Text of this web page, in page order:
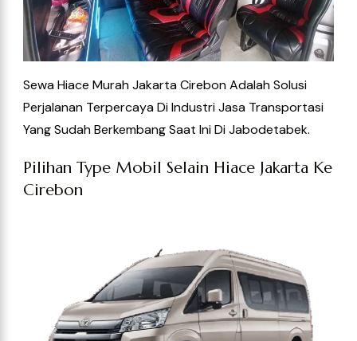
Sewa Hiace Murah Jakarta Cirebon Adalah Solusi
Perjalanan Terpercaya Di Industri Jasa Transportasi
Yang Sudah Berkembang Saat IniDi Jabodetabek.
Pilihan Type Mobil Selain Hiace Jakarta Ke
Cirebon